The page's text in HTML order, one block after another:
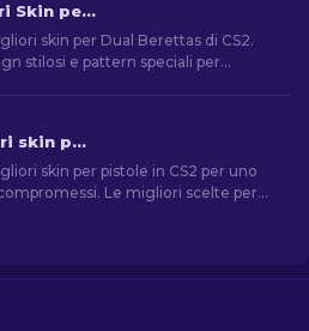
Le Migliori Skin per Dual Berettas di CS2
skin per Dual Berettas di CS2.
stilosi e pattern speciali per
Le migliori skin per pistola in CS2 [2026]
skin per pistole in CS2 per uno
Le migliori scelte per